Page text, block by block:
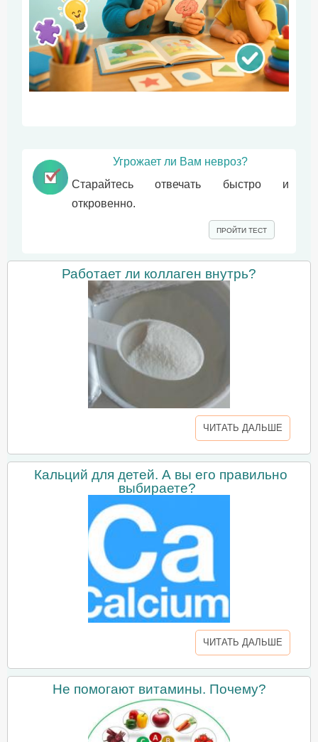
Угрожает ли Вам невроз?
Старайтесь отвечать быстро и
откровенно.
ПРОЙТИ ТЕСТ
Работает ли коллаген внутрь?
ЧИТАТЬ ДАЛЬШЕ
Кальций для детей. А вы его правильно
выбираете?
ЧИТАТЬ ДАЛЬШЕ
Не помогают витамины. Почему?